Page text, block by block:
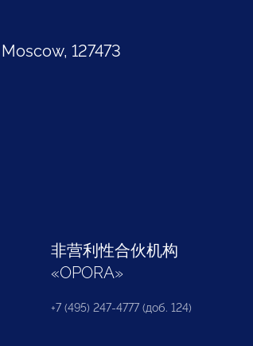
127473
非营利性合伙机构
«OPORA»
+7 (495) 247-4777 (доб. 124)